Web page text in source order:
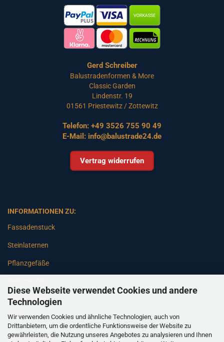
Diese Webseite verwendet Cookies und andere
Technologien
Wir verwenden Cookies und ähnliche Technologien, auch von
Drittanbietern, um die ordentliche Funktionsweise der Website zu
gewährleisten, die Nutzung unseres Angebotes zu analysieren und Ihnen
Gerd Schreiber
Balustradenformen & More
Classic Garden
Lindenstr. 19
01561 Priestewitz / Zottewitz
Telefon: +49 3526 755 90 49
E-Mail: info@balustrade24.de
Vertrag widerrufen
INFORMATIONEN ZU:
Fassadenstuck
Steinlaternen
Pflanzgefäße
Gartenbänke
Pfeiler
Gartenbrunnen